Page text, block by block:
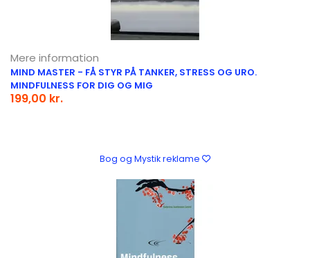
Mere information
MIND MASTER - FÅ STYR PÅ TANKER, STRESS OG URO.
MINDFULNESS FOR DIG OG MIG
199,00 kr.
Bog og Mystik reklame